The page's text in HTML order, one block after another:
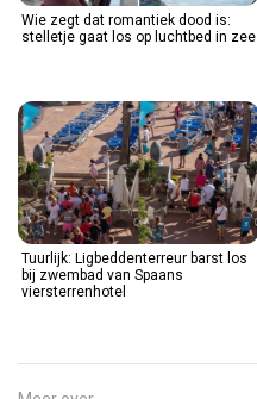
Wie zegt dat romantiek dood is:
stelletje gaat los op luchtbed in zee
Tuurlijk: Ligbeddenterreur barst los
bij zwembad van Spaans
viersterrenhotel